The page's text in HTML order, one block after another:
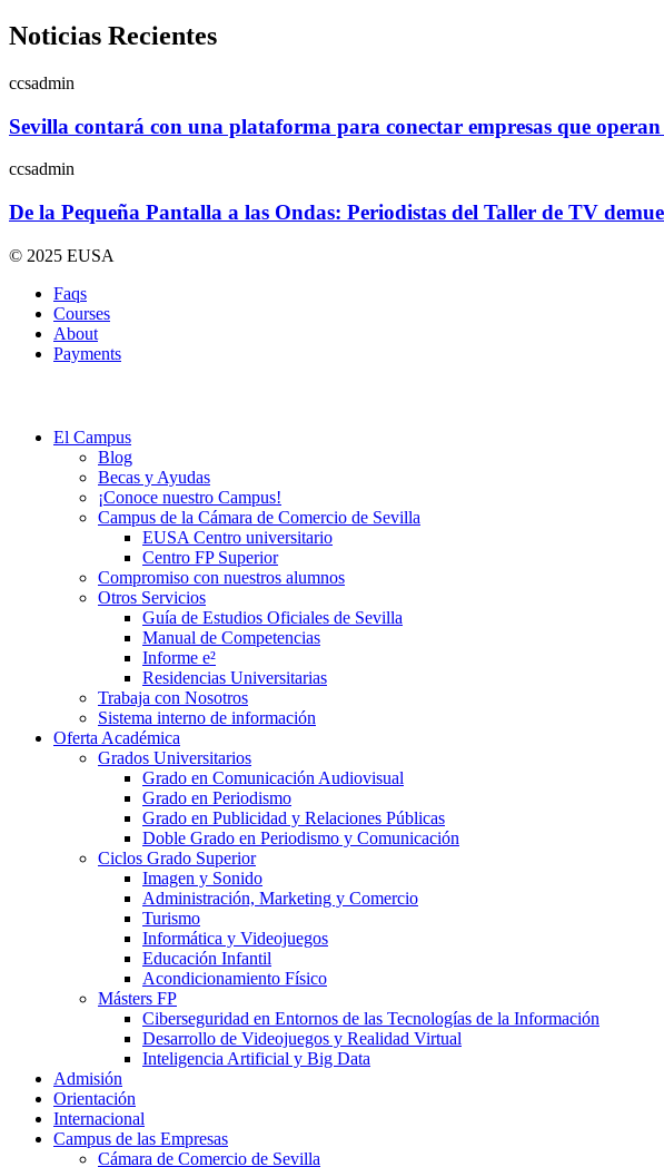
Noticias Recientes
ccsadmin
Sevilla contará con una plataforma para conectar empresas que
ccsadmin
De la Pequeña Pantalla a las Ondas: Periodistas del Taller de TV
© 2025 EUSA
Faqs
Courses
About
Payments
El Campus
Blog
Becas y Ayudas
¡Conoce nuestro Campus!
Campus de la Cámara de Comercio de Sevilla
EUSA Centro universitario
Centro FP Superior
Compromiso con nuestros alumnos
Otros Servicios
Guía de Estudios Oficiales de Sevilla
Manual de Competencias
Informe e²
Residencias Universitarias
Trabaja con Nosotros
Sistema interno de información
Oferta Académica
Grados Universitarios
Grado en Comunicación Audiovisual
Grado en Periodismo
Grado en Publicidad y Relaciones Públicas
Doble Grado en Periodismo y Comunicación
Ciclos Grado Superior
Imagen y Sonido
Administración, Marketing y Comercio
Turismo
Informática y Videojuegos
Educación Infantil
Acondicionamiento Físico
Másters FP
Ciberseguridad en Entornos de las Tecnologías de la Información
Desarrollo de Videojuegos y Realidad Virtual
Inteligencia Artificial y Big Data
Admisión
Orientación
Internacional
Campus de las Empresas
Cámara de Comercio de Sevilla